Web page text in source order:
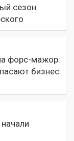
сезон
форс-мажор:
бизнес